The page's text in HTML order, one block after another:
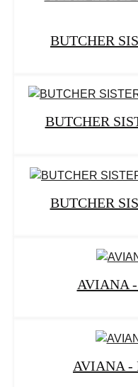
BUTCHER
BUTCHER
BUTCHER
AVIANA
AVIANA -